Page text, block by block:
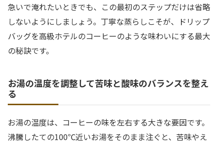
急いで淹れたいときでも、この最初のステップだけは省略
しないようにしましょう。丁寧な蒸らしこそが、ドリップ
バッグを高級ホテルのコーヒーのような味わいにする最大
の秘訣です。
お湯の温度を調整して苦味と酸味のバランスを整え
る
お湯の温度は、コーヒーの味を左右する大きな要因です。
沸騰したての100℃近いお湯をそのまま注ぐと、苦味やえ